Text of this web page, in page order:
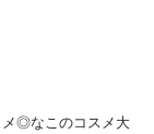
メ◎なこのコスメ大